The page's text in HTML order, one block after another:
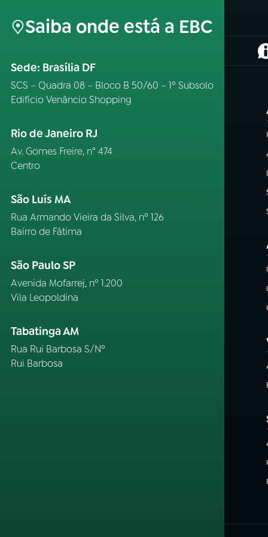
Saiba onde está a EBC
Sede: Brasília DF
SCS – Quadra 08 – Bloco B 50/60 – 1º Subsolo
Edifício Venâncio Shopping
Rio de Janeiro RJ
Av. Gomes Freire, n° 474
Centro
São Luís MA
Rua Armando Vieira da Silva, nº 126
Bairro de Fátima
São Paulo SP
Avenida Mofarrej, nº 1.200
Vila Leopoldina
Tabatinga AM
Rua Rui Barbosa S/Nº
Rui Barbosa